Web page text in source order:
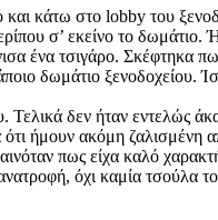
κάτω στο lobby του
σ’ εκείνο το
ένα τσιγάρο. Σκέφτηκα
δωμάτιο ξενοδοχείου.
Τελικά δεν ήταν εντελώς
ήμουν ακόμη ζαλισμένη
πως είχα καλό
όχι καμία τσούλα